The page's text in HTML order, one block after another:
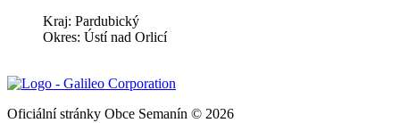
Kraj: Pardubický
Okres: Ústí nad Orlicí
Oficiální stránky Obce Semanín © 2026